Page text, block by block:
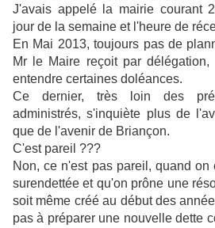
J'avais appelé la mairie courant
jour de la semaine et l'heure de
En Mai 2013, toujours pas de
Mr le Maire reçoit par
entendre certaines doléances.
Ce dernier, très loin des
administrés, s'inquiète plus de
que de l'avenir de Briançon.
C'est pareil ???
Non, ce n'est pas pareil, quand
surendettée et qu'on prône une
soit même créé au début des
pas à préparer une nouvelle dette